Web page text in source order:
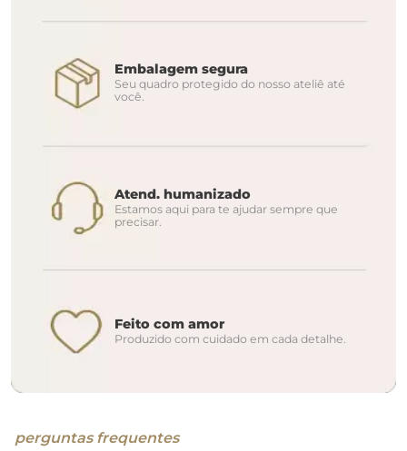
Embalagem segura
Seu quadro protegido do nosso ateliê até
você.
Atend. humanizado
Estamos aqui para te ajudar sempre que
precisar.
Feito com amor
Produzido com cuidado em cada detalhe.
perguntas frequentes